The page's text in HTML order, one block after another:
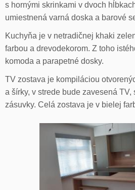
s hornými skrinkami v dvoch
umiestnená varná doska a barové
Kuchyňa je v netradičnej khaki
farbou a drevodekorom. Z toho
komoda a parapetné dosky.
TV zostava je kompiláciou
a šírky, v strede bude zavesená TV,
zásuvky. Celá zostava je v bielej